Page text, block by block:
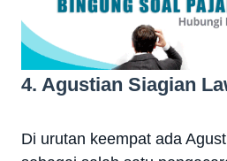
4. Agustian Siagian
Di urutan keempat ada